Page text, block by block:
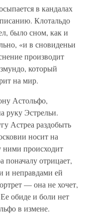
в кандалах
Клотальдо
было сном, как и
«и в сновиденьи
производит
который
на мир.
Астольфо,
руку Эстрельи.
Астреа раздобыть
носит на
ними происходит
поначалу отрицает,
и неправдами ей
— она не хочет,
обиде и боли нет
в измене.